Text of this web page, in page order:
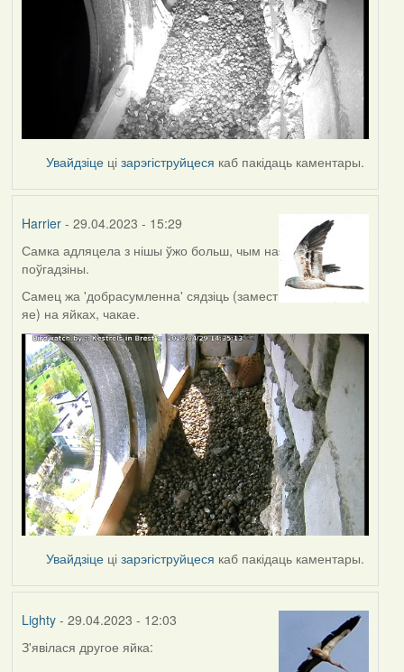
Увайдзіце цізарэгіструйцеся каб пакідаць каментары.
Harrier- 29.04.2023 - 15:29
Самка адляцела з нішы ўжо больш, чым на
поўгадзіны.
Самец жа 'добрасумленна' сядзіць (замест
яе) на яйках, чакае.
Увайдзіце цізарэгіструйцеся каб пакідаць каментары.
Lighty- 29.04.2023 - 12:03
З'явілася другое яйка: